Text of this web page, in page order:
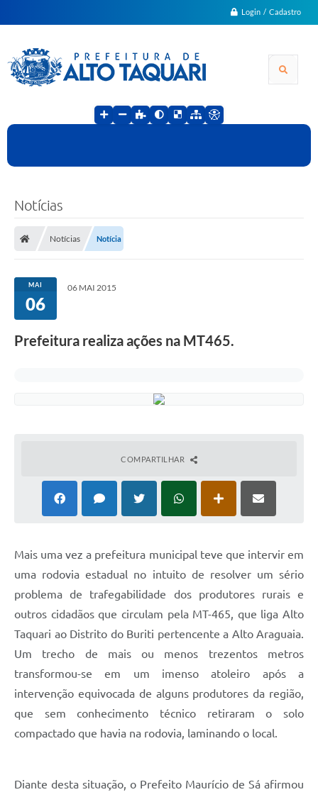
Login / Cadastro
Notícias
Notícias Notícia
MAI
06
06 MAI 2015
Prefeitura realiza ações na MT465.
COMPARTILHAR
Mais uma vez a prefeitura municipal teve que intervir em
uma rodovia estadual no intuito de resolver um sério
problema de trafegabilidade dos produtores rurais e
outros cidadãos que circulam pela MT-465, que liga Alto
Taquari ao Distrito do Buriti pertencente a Alto Araguaia.
Um trecho de mais ou menos trezentos metros
transformou-se em um imenso atoleiro após a
intervenção equivocada de alguns produtores da região,
que sem conhecimento técnico retiraram o solo
compactado que havia na rodovia, laminando o local.
Diante desta situação, o Prefeito Maurício de Sá afirmou